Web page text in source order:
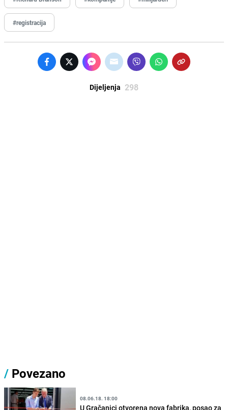
#registracija
Dijeljenja 298
/ Povezano
08.06.18. 18:00
U Gračanici otvorena nova fabrika, posao za